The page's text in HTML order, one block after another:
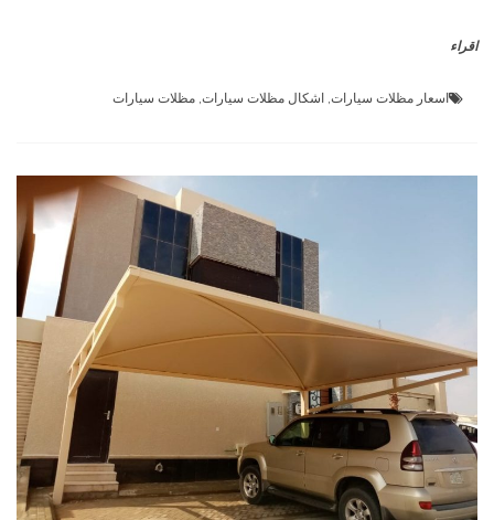
اقراء
اسعار مظلات سيارات اشكال مظلات سيارات مظلات سيارات